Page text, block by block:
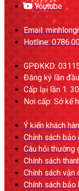
Youtube
Email:
Hotline:
GPĐKKD:
Đăng ký lần
Cấp lại lần 1:
Nơi cấp: Sở kế
Ý kiến khách
Chính sách bảo
Câu hỏi thường
Chính sách
Chính sách vận
Chính sách bảo